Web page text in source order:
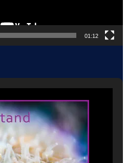
01:12